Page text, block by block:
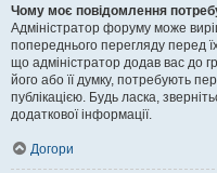
Чому моє повідомлення
Адміністратор форуму може
попереднього перегляду перед
що адміністратор додав вас до
його або її думку, потребують
публікацією. Будь ласка,
додаткової інформації.
Догори